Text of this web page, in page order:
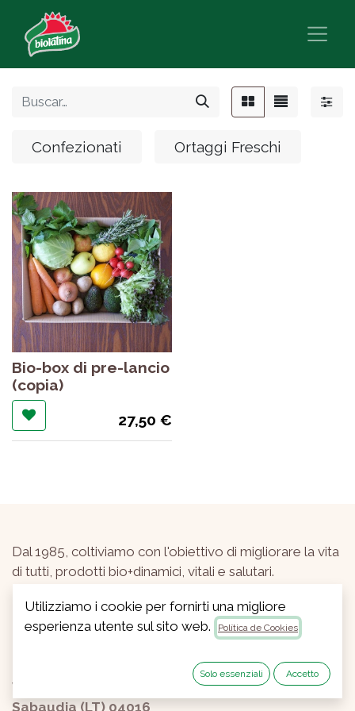
Confezionati Ortaggi Freschi
Bio-box di pre-lancio
(copia)
27,50 €
Dal 1985, coltiviamo con l'obiettivo di migliorare la vita
di tutti, prodotti bio+dinamici, vitali e salutari.
© BIOLATINA Società Coop. Agricola
Via Litoranea km11,400
Sabaudia (LT) 04016
Utilizziamo i cookie per fornirti una migliore
esperienza utente sul sito web.
Política de Cookies
Solo essenziali Accetto